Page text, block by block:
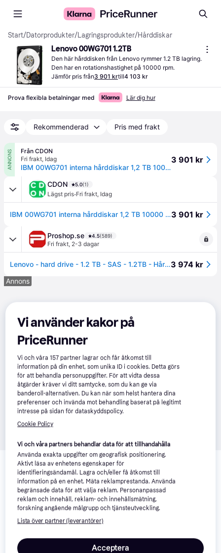
Start/Datorprodukter/Lagringsprodukter/Hårddiskar
Lenovo 00WG701 1.2TB
Den här hårddisken från Lenovo rymmer 1.2 TB lagring.
Den har en rotationshastighet på 10000 rpm.
Jämför pris från3 901 krtill4 103 kr
Prova flexibla betalningar med Lär dig hur
Rekommenderad Pris med frakt
ANNONS
Från CDON
Fri frakt, Idag
IBM 00WG701 interna hårddiskar 1,2 TB 10000 RPM 2.5 SAS
3 901 kr
CDON 5.0(1)
Lägst pris·Fri frakt, Idag
IBM 00WG701 interna hårddiskar 1,2 TB 10000 RPM 2.5 SAS3 901 kr
Proshop.se 4.5(589)
Fri frakt, 2-3 dagar
Lenovo - hard drive - 1.2 TB - SAS - 1.2TB - Hårddisk - 00WG701 - Serial Attached SCSI - 2,5"3 974 kr
Annons
Relaterade produkter
Vi har plockat fram ett urval av produkter som kanske skulle
intressera dig. Visa alla
Vi använder kakor på
PriceRunner
Vi och våra157 partner lagrar och får åtkomst till
information på din enhet, som unika ID i cookies. Detta görs
för att behandla personuppgifter. För att vidta dessa
åtgärder kräver vi ditt samtycke, som du kan ge via
banderoll-alternativen. Du kan när som helst hantera dina
preferenser och invända mot behandling baserat på legitimt
intresse på sidan för dataskyddspolicy.
Cookie Policy
Vi och våra partners behandlar data för att tillhandahålla
Använda exakta uppgifter om geografisk positionering.
Aktivt läsa av enhetens egenskaper för
identifieringsändamål. Lagra och/eller få åtkomst till
information på en enhet. Mäta reklamprestanda. Använda
begränsade data för att välja reklam. Personanpassad
reklam och innehåll, reklam- och innehållsmätning,
forskning angående målgrupp och tjänsteutveckling.
Lista över partner (leverantörer)
Acceptera